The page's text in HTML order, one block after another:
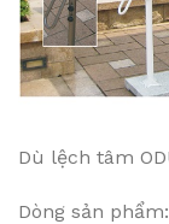
Dù lệch tâm
Dòng sản